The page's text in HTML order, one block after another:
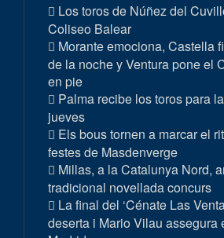
Los toros de Núñez del
Coliseo Balear
Morante emociona, Castella
de la noche y Ventura pone el
en pie
Palma recibe los toros para
jueves
Els bous tornen a marcar el
festes de Masdenverge
Millas, a la Catalunya Nord,
tradicional novellada concurs
La final del ‘Cénate Las
deserta i Mario Vilau assegura